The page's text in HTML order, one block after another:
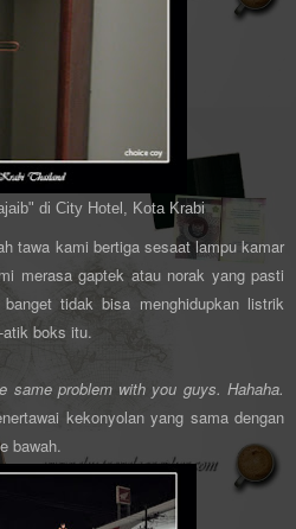
di City Hotel, Kota Krabi
tawa kami bertiga sesaat lampu kamar
merasa gaptek atau norak yang pasti
tidak bisa menghidupkan listrik
boks itu.
same problem with you guys. Hahaha.
kekonyolan yang sama dengan
bawah.